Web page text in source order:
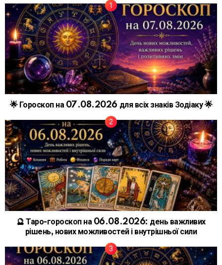
🌟 Гороскоп на 07.08.2026 для всіх знаків Зодіаку 🌟
🔮 Таро-гороскоп на 06.08.2026: день важливих
рішень, нових можливостей і внутрішньої сили